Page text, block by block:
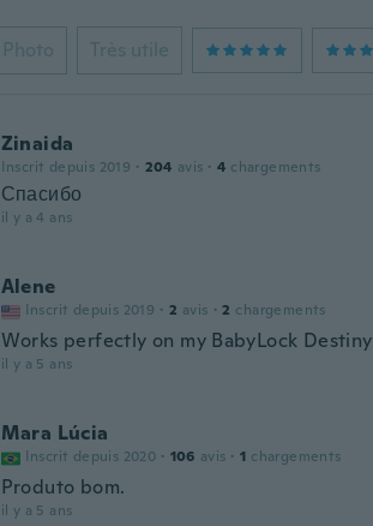
Photo Très utile
Zinaida
Inscrit depuis 2019 · 204 avis · 4 chargements
Спасибо
il y a 4 ans
Alene
Inscrit depuis 2019 · 2 avis · 2 chargements
Works perfectly on my BabyLock Destiny
il y a 5 ans
Mara Lúcia
Inscrit depuis 2020 · 106 avis · 1 chargements
Produto bom.
il y a 5 ans